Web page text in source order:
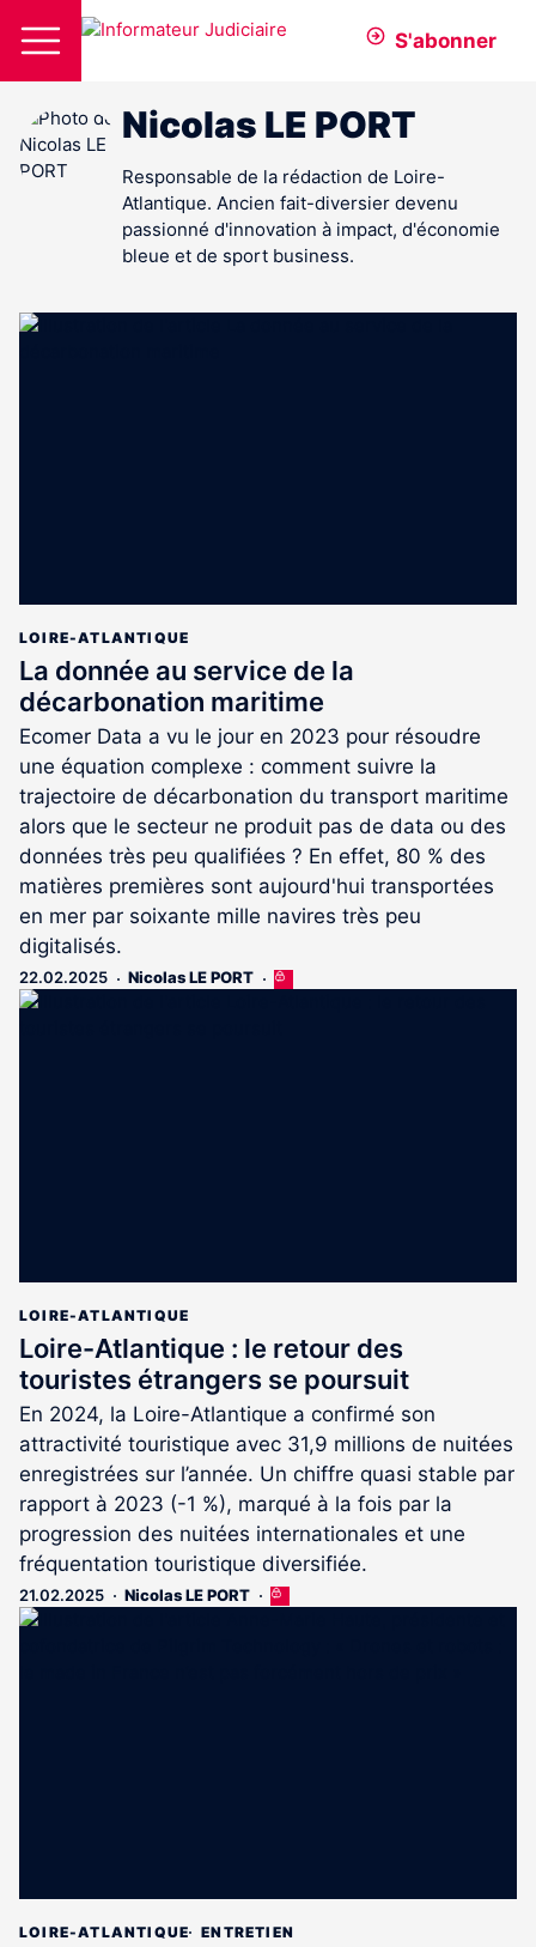
S'abonner
Nicolas LE PORT
Responsable de la rédaction de Loire-
Atlantique. Ancien fait-diversier devenu
passionné d'innovation à impact, d'économie
bleue et de sport business.
LOIRE-ATLANTIQUE
La donnée au service de la
décarbonation maritime
Ecomer Data a vu le jour en 2023 pour résoudre
une équation complexe : comment suivre la
trajectoire de décarbonation du transport maritime
alors que le secteur ne produit pas de data ou des
données très peu qualifiées ? En effet, 80 % des
matières premières sont aujourd'hui transportées
en mer par soixante mille navires très peu
digitalisés.
22.02.2025 Nicolas LE PORT
Cet
LOIRE-ATLANTIQUE
Loire-Atlantique : le retour des
touristes étrangers se poursuit
En 2024, la Loire-Atlantique a confirmé son
attractivité touristique avec 31,9 millions de nuitées
enregistrées sur l’année. Un chiffre quasi stable par
rapport à 2023 (-1 %), marqué à la fois par la
progression des nuitées internationales et une
fréquentation touristique diversifiée.
21.02.2025 Nicolas LE PORT
Cet
LOIRE-ATLANTIQUE ENTRETIEN